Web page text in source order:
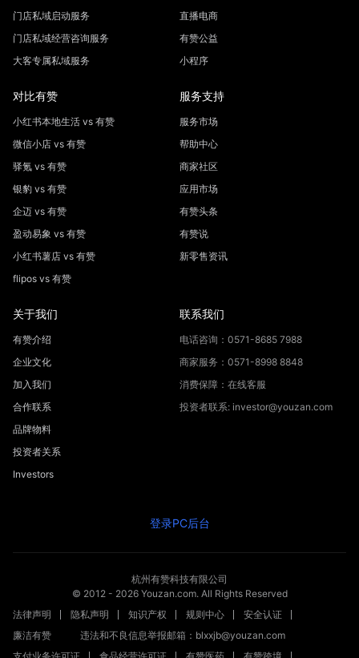
门店私域启动服务
门店私域经营咨询服务
大客专属私域服务
直播电商
有赞公益
小程序
对比有赞
小红书本地生活 vs 有赞
微信小店 vs 有赞
驿氪 vs 有赞
银豹 vs 有赞
企迈 vs 有赞
盈动易象 vs 有赞
小红书薯店 vs 有赞
flipos vs 有赞
服务支持
服务市场
帮助中心
商家社区
应用市场
有赞头条
有赞说
新零售资讯
关于我们
有赞介绍
企业文化
加入我们
合作联系
品牌物料
投资者关系
Investors
联系我们
电话咨询：0571-8685 7988
商家服务：0571-8998 8848
消费保障：在线客服
投资者联系: investor@youzan.com
登录PC后台
杭州有赞科技有限公司
© 2012 - 2026Youzan.com. All Rights Reserved
法律声明
隐私声明 知识产权 规则中心
安全认证
廉洁有赞
违法和不良信息举报邮箱：blxxjb@youzan.com